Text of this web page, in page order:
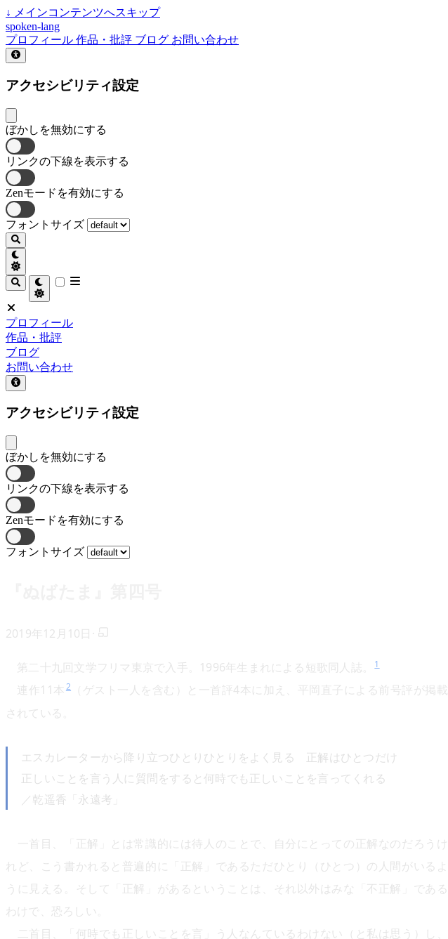
↓ メインコンテンツへスキップ
spoken-lang
プロフィール 作品・批評 ブログ お問い合わせ
アクセシビリティ設定
ぼかしを無効にする
リンクの下線を表示する
Zenモードを有効にする
フォントサイズ
プロフィール
作品・批評
ブログ
お問い合わせ
アクセシビリティ設定
ぼかしを無効にする
リンクの下線を表示する
Zenモードを有効にする
フォントサイズ
2019年12月10日 ·
第二十九回文学フリマ東京で入手。1996年生まれによる短歌同人誌。 1
連作11本 2
（ゲスト一人を含む）と一首評4本に加え、平岡直子による前号評が掲載
されている。
エスカレーターから降り立つひとりひとりをよく見る 正解はひとつだけ
正しいことを言う人に質問をすると何時でも正しいことを言ってくれる
／乾遥香「永遠考」
一首目、「正解」とは常識的には待人のことで、自分にとっての正解なのだろうけ
れど、こう書かれると普遍的に「正解」であるただひとり（ひとつ）の人間がいるよ
うに見える。そして「正解」があるということは、それ以外はみな「不正解」である
わけで、恐ろしい。
二首目、「何時でも正しいことを言」う人なんているわけない（と私は思う）し、